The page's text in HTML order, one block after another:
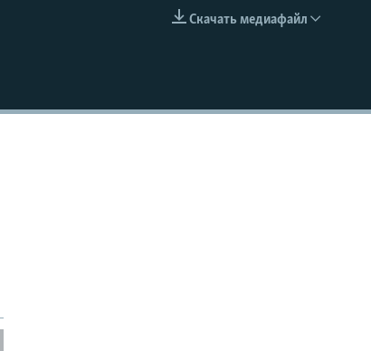
EMBED
Скачать медиафайл